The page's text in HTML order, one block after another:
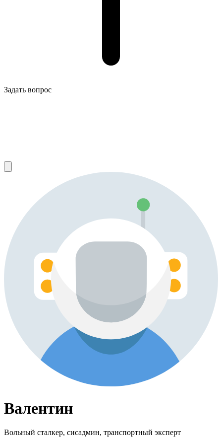
Задать вопрос
Валентин
Вольный сталкер, сисадмин, транспортный эксперт